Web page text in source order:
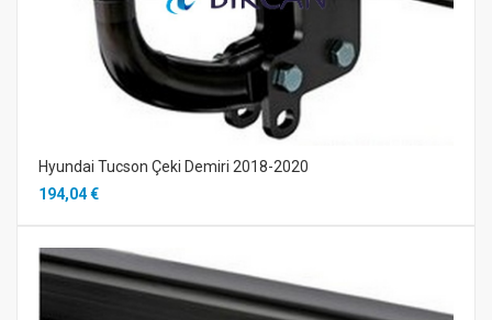
Hyundai Tucson Çeki Demiri 2018-2020
194,04 €